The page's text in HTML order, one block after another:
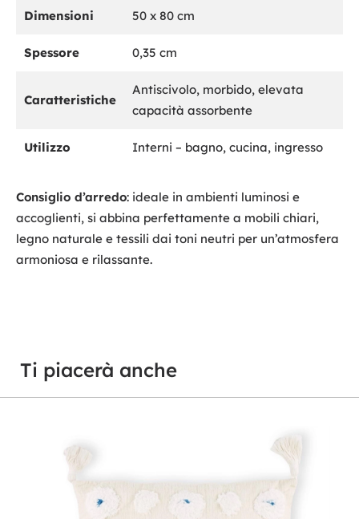
Dimensioni 50 x 80 cm
Spessore 0,35 cm
Caratteristiche
Antiscivolo, morbido, elevata
capacità assorbente
Utilizzo Interni – bagno, cucina, ingresso
Consiglio d’arredo: ideale in ambienti luminosi e
accoglienti, si abbina perfettamente a mobili chiari,
legno naturale e tessili dai toni neutri per un’atmosfera
armoniosa e rilassante.
Ti piacerà anche